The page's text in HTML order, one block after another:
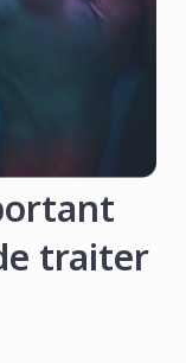
traiter